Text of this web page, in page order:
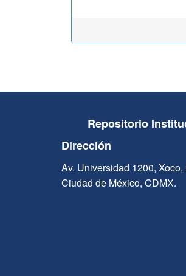
Repositorio
Dirección
Av. Universidad 1200,
Ciudad de México, CDMX.